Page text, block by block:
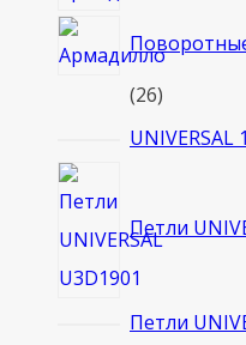
2626
товаров
UNIVERSAL
Петли
Петли